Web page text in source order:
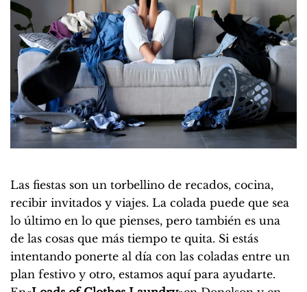
Las fiestas son un torbellino de recados, cocina,
recibir invitados y viajes. La colada puede que sea
lo último en lo que pienses, pero también es una
de las cosas que más tiempo te quita. Si estás
intentando ponerte al día con las coladas entre un
plan festivo y otro, estamos aquí para ayudarte.